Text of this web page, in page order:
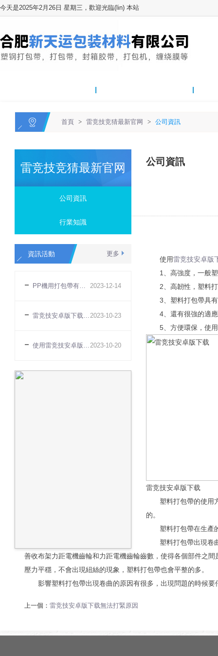
今天是2025年2月26日 星期三，歡迎光臨(lin) 本站
首頁 > 雷竞技竞猜最新官网 > 公司資訊
雷竞技竞猜最新官网
公司資訊
行業知識
更多
資訊活動
2023-12-14
PP機用打包帶有哪些特點
2023-10-23
雷竞技安卓版下载無法打緊原因
2023-10-20
使用雷竞技安卓版下载有什麽好處
公司資訊
使用雷竞技安卓版
1、高強度，一般塑
2、高韌性，塑料打
3、塑料打包帶具有
4、還有很強的適應
5、方便環保，使用
雷竞技安卓版下载
塑料打包帶的使用方
的。
塑料打包帶在生產的
塑料打包帶出現卷曲
善收布架力距電機齒輪和力距電機齒輪齒數，使得各個部件之
壓力平穩，不會出現紐絲的現象，塑料打包帶也會平整的多。
影響塑料打包帶出現卷曲的原因有很多，出現問題的時候要
上一個： 雷竞技安卓版下载無法打緊原因